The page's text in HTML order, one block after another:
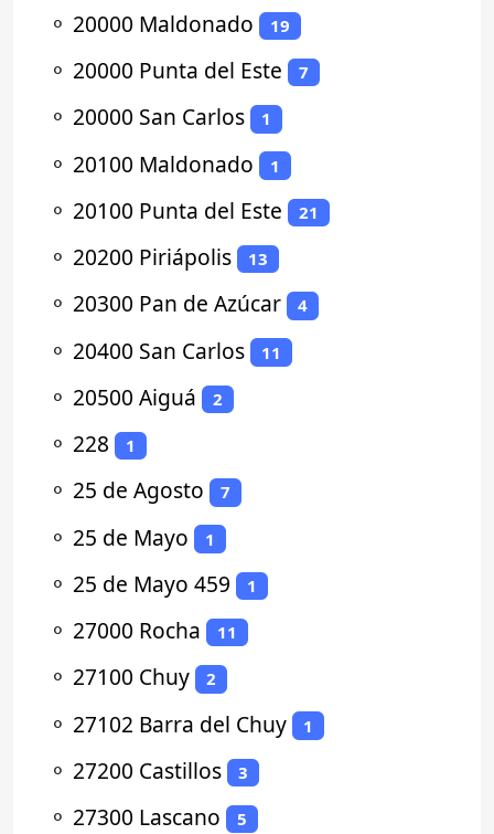
⚬ 20000 Maldonado 19
⚬ 20000 Punta del Este 7
⚬ 20000 San Carlos 1
⚬ 20100 Maldonado 1
⚬ 20100 Punta del Este 21
⚬ 20200 Piriápolis 13
⚬ 20300 Pan de Azúcar 4
⚬ 20400 San Carlos 11
⚬ 20500 Aiguá 2
⚬ 228 1
⚬ 25 de Agosto 7
⚬ 25 de Mayo 1
⚬ 25 de Mayo 459 1
⚬ 27000 Rocha 11
⚬ 27100 Chuy 2
⚬ 27102 Barra del Chuy 1
⚬ 27200 Castillos 3
⚬ 27300 Lascano 5